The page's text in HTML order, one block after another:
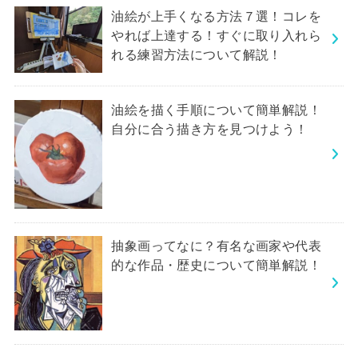
油絵が上手くなる方法７選！コレを
やれば上達する！すぐに取り入れら
れる練習方法について解説！
油絵を描く手順について簡単解説！
自分に合う描き方を見つけよう！
抽象画ってなに？有名な画家や代表
的な作品・歴史について簡単解説！